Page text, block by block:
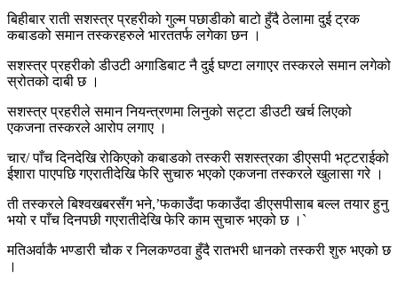
बिहीबार राती सशस्त्र प्रहरीको गुल्म पछाडीको बाटो हुँदै ठेलामा दुई ट्रक
कबाडको समान तस्करहरुले भारततर्फ लगेका छन ।
सशस्त्र प्रहरीको डीउटी अगाडिबाट नै दुई घण्टा लगाएर तस्करले समान लगेको
स्रोतको दाबी छ ।
सशस्त्र प्रहरीले समान नियन्त्रणमा लिनुको सट्टा डीउटी खर्च लिएको
एकजना तस्करले आरोप लगाए ।
चार/ पाँच दिनदेखि रोकिएको कबाडको तस्करी सशस्त्रका डीएसपी भट्टराईको
ईशारा पाएपछि गएरातीदेखि फेरि सुचारु भएको एकजना तस्करले खुलासा गरे ।
ती तस्करले बिश्वखबरसँग भने,’फकाउँदा फकाउँदा डीएसपीसाब बल्ल तयार हुनु
भयो र पाँच दिनपछी गएरातीदेखि फेरि काम सुचारु भएको छ ।`
मतिअर्वाकै भण्डारी चौक र निलकण्ठवा हुँदै रातभरी धानको तस्करी शुरु भएको छ
।